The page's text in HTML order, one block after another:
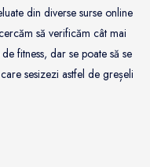
din diverse surse online
să verificăm cât mai
fitness, dar se poate să se
sesizezi astfel de greșeli